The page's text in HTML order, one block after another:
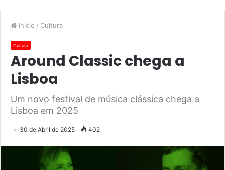
Início / Cultura
Cultura
Around Classic chega a
Lisboa
Um novo festival de música clássica chega a
Lisboa em 2025
30 de Abril de 2025 402